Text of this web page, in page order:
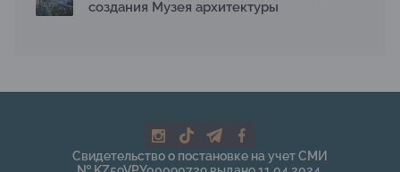
создания Музея архитектуры
Свидетельство о постановке на учет СМИ